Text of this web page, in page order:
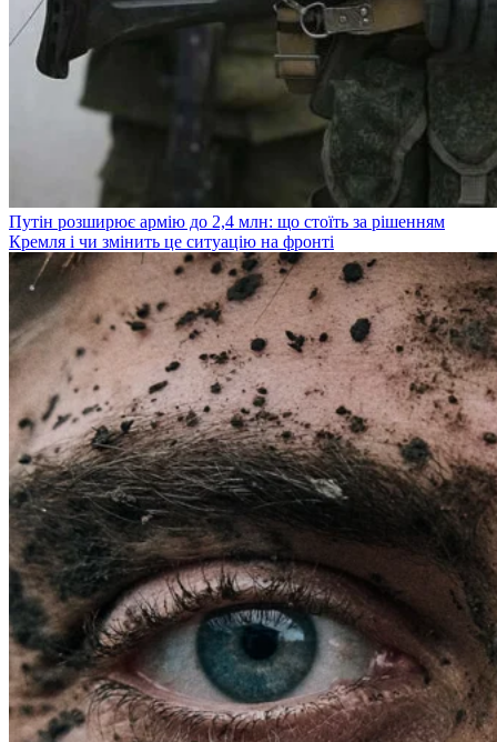
Путін розширює армію до 2,4 млн: що стоїть за рішенням
Кремля і чи змінить це ситуацію на фронті